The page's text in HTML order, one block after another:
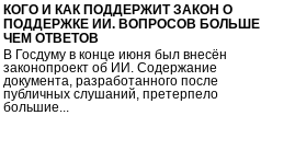
КОГО И КАК ПОДДЕРЖИТ ЗАКОН О
ПОДДЕРЖКЕ ИИ. ВОПРОСОВ БОЛЬШЕ
ЧЕМ ОТВЕТОВ
В Госдуму в конце июня был внесён
законопроект об ИИ. Содержание
документа, разработанного после
публичных слушаний, претерпело
большие...